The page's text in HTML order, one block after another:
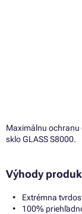
Maximálnu ochranu
sklo GLASS S8000.
Výhody
Extrémna
100%